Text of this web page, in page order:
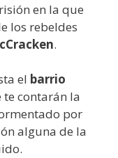
en la que
los rebeldes
.
el barrio
te contarán la
por
alguna de la